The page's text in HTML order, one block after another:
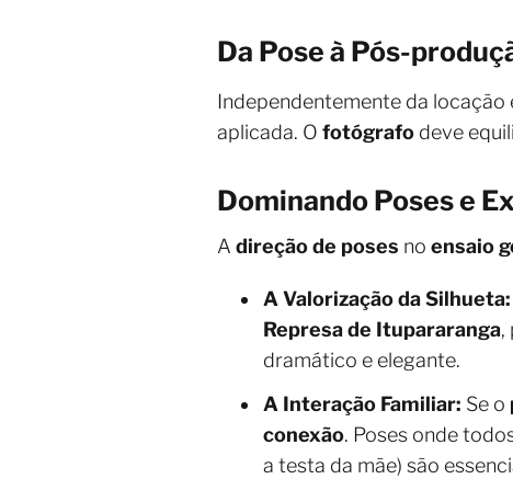
Da Pose à Pós-
Independentemente da locação
aplicada. O fotógrafo deve
Dominando Poses e
A direção de poses no ensaio
A Valorização da Silhueta:
Represa de Itupararanga,
dramático e elegante.
A Interação Familiar: Se o
conexão. Poses onde
a testa da mãe) são